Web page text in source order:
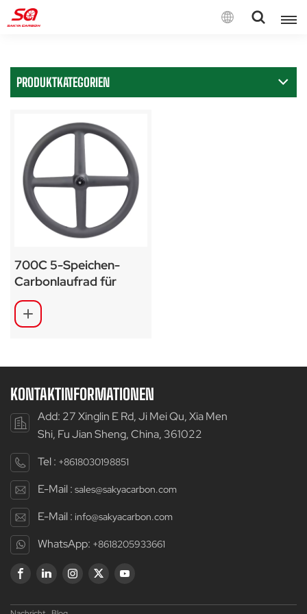
Deutsch
PRODUKTKATEGORIEN
700C 5-Speichen-
Carbonlaufrad für
Rennrad, Zeitfahrrad
und Bahnrad
KONTAKTINFORMATIONEN
Add: 27 Xinglin E Rd, Ji Mei Qu, Xia Men
Shi, Fu Jian Sheng, China, 361022
Tel : +8618030198851
E-Mail : sales@sakyacarbon.com
E-Mail : info@sakyacarbon.com
WhatsApp: +8618205933661